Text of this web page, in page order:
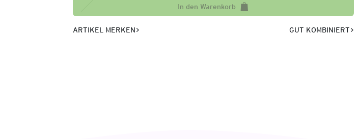
In den Warenkorb
ARTIKEL MERKEN GUT KOMBINIERT